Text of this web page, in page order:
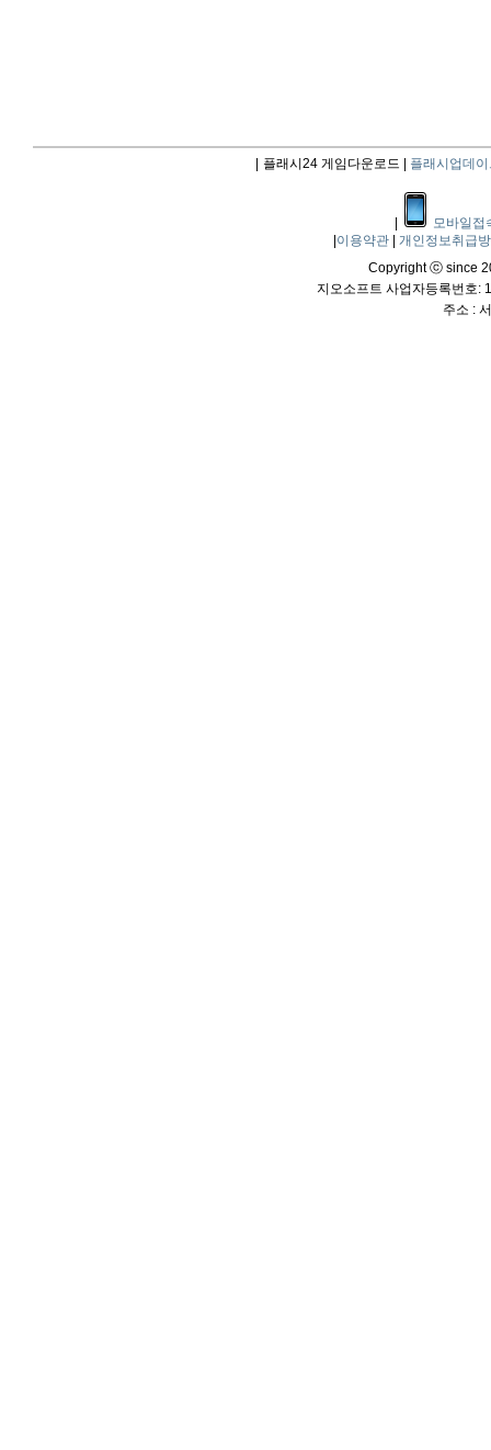
플래시24 게임다운로드 | 플래시업데이
모바일접
이용약관
개인정보취급
Copyright ⓒ since
지오소프트 사업자등록번호:
주소 :